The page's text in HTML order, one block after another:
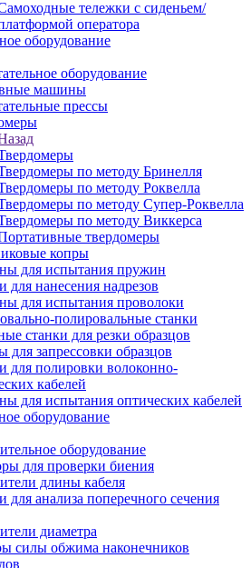
тележки с сиденьем/
оператора
оборудование
оборудование
машины
прессы
по методу Бринелля
по методу Роквелла
по методу Супер-Роквелла
по методу Виккерса
твердомеры
копры
для испытания пружин
для нанесения надрезов
для испытания проволоки
полировальные станки
станки для резки образцов
для запрессовки образцов
для полировки волоконно-
кабелей
для испытания оптических кабелей
оборудование
оборудование
для проверки биения
длины кабеля
для анализа поперечного сечения
диаметра
силы обжима наконечников